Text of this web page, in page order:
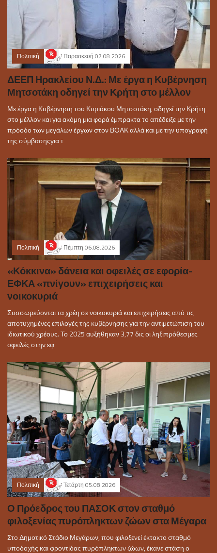
Πολιτική Παρασκευή 07.08.2026
ΔΕΕΠ Ηρακλείου Ν.Δ.: Με έργα η Κυβέρνηση
Μητσοτάκη οδηγεί την Κρήτη στο μέλλον
Με έργα η Κυβέρνηση του Κυριάκου Μητσοτάκη, οδηγεί την Κρήτη
στο μέλλον και για ακόμη μια φορά έμπρακτα το απέδειξε με την
πρόοδο των μεγάλων έργων στον ΒΟΑΚ αλλά και με την υπογραφή
της σύμβασηςγια τ
Πολιτική Πέμπτη 06.08.2026
«Κόκκινα» δάνεια και οφειλές σε εφορία-
ΕΦΚΑ «πνίγουν» επιχειρήσεις και
νοικοκυριά
Συσσωρεύονται τα χρέη σε νοικοκυριά και επιχειρήσεις από τις
αποτυχημένες επιλογές της κυβέρνησης για την αντιμετώπιση του
ιδιωτικού χρέους. Το 2025 αυξήθηκαν 3,77 δις οι ληξιπρόθεσμες
οφειλές στην εφ
Πολιτική Τετάρτη 05.08.2026
Ο Πρόεδρος του ΠΑΣΟΚ στον σταθμό
φιλοξενίας πυρόπληκτων ζώων στα Μέγαρα
Στο Δημοτικό Στάδιο Μεγάρων, που φιλοξενεί έκτακτο σταθμό
υποδοχής και φροντίδας πυρόπληκτων ζώων, έκανε στάση ο